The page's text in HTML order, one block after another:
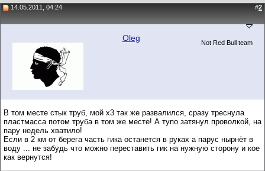
14.05.2011, 04:24 #2
Oleg Not Red Bull team
В том месте стык труб, мой х3 так же развалился, сразу треснула
пластмасса потом труба в том же месте! А тупо затянул проволкой, на
пару недель хватило!
Если в 2 км от берега часть гика останется в руках а парус нырнёт в
воду ... не забудь что можно переставить гик на нужную сторону и кое
как вернутся!